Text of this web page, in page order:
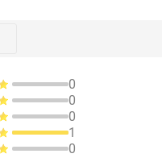
0
0
0
1
0